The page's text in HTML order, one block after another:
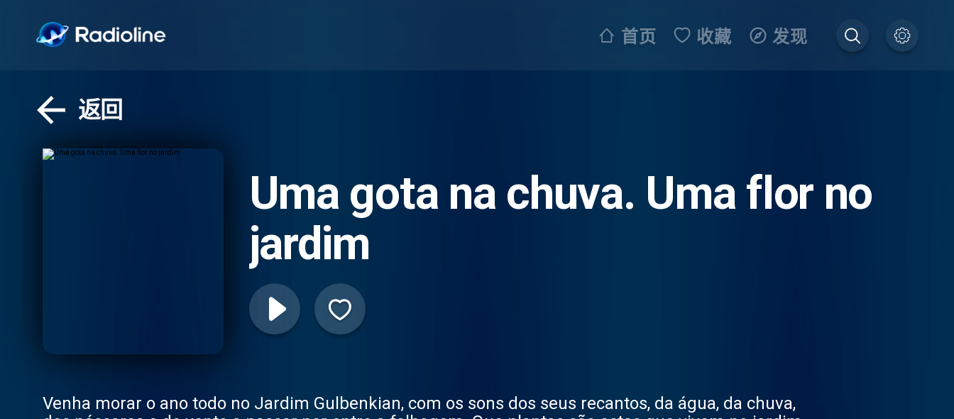
首页 收藏 发现
返回
Uma gota na chuva. Uma flor no
jardim
Venha morar o ano todo no Jardim Gulbenkian, com os sons dos seus recantos, da água, da chuva,